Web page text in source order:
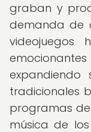
graban y
demanda de
videojuegos
tradicionales
programas
música de